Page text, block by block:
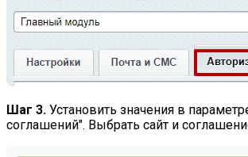
Шаг 3. Установить значения в
соглашений". Выбрать сайт и